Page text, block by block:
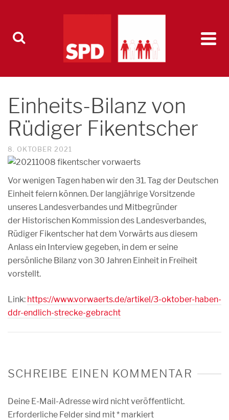
Einheits-Bilanz von
Rüdiger Fikentscher
8. OKTOBER 2021
Vor wenigen Tagen haben wir den 31. Tag der Deutschen
Einheit feiern können. Der langjährige Vorsitzende
unseres Landesverbandes und Mitbegründer
der Historischen Kommission des Landesverbandes,
Rüdiger Fikentscher hat dem Vorwärts aus diesem
Anlass ein Interview gegeben, in dem er seine
persönliche Bilanz von 30 Jahren Einheit in Freiheit
vorstellt.
Link: https://www.vorwaerts.de/artikel/3-oktober-haben-
ddr-endlich-strecke-gebracht
SCHREIBE EINEN KOMMENTAR
Deine E-Mail-Adresse wird nicht veröffentlicht.
Erforderliche Felder sind mit* markiert